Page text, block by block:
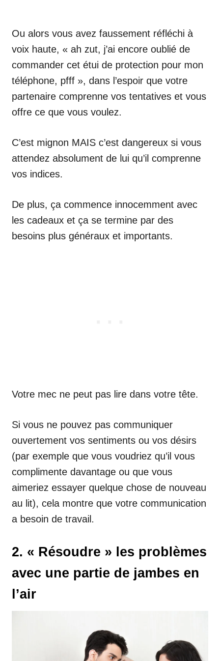
Ou alors vous avez faussement réfléchi à
voix haute, « ah zut, j’ai encore oublié de
commander cet étui de protection pour mon
téléphone, pfff », dans l’espoir que votre
partenaire comprenne vos tentatives et vous
offre ce que vous voulez.
C’est mignon MAIS c’est dangereux si vous
attendez absolument de lui qu’il comprenne
vos indices.
De plus, ça commence innocemment avec
les cadeaux et ça se termine par des
besoins plus généraux et importants.
Votre mec ne peut pas lire dans votre tête.
Si vous ne pouvez pas communiquer
ouvertement vos sentiments ou vos désirs
(par exemple que vous voudriez qu’il vous
complimente davantage ou que vous
aimeriez essayer quelque chose de nouveau
au lit), cela montre que votre communication
a besoin de travail.
2. « Résoudre » les problèmes
avec une partie de jambes en
l’air